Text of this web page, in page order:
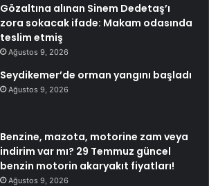
Gözaltına alınan Sinem Dedetaş’ı
zora sokacak ifade: Makam odasında
teslim etmiş
Ağustos 9, 2026
Seydikemer’de orman yangını başladı
Ağustos 9, 2026
Benzine, mazota, motorine zam veya
indirim var mı? 29 Temmuz güncel
benzin motorin akaryakıt fiyatları!
Ağustos 9, 2026